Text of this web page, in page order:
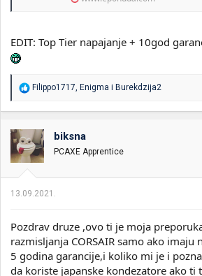
EDIT: Top Tier napajanje + 10god
R
o
v
a
n
:
Filippo1717 Enigma i Burekdzija2
biksna
PCAXE Apprentice
13.09.2021.
Pozdrav druze ,ovo ti je moja
razmisljanja CORSAIR samo ako imaju
5 godina garancije,i koliko mi je i
da koriste japanske kondezatore ako ti